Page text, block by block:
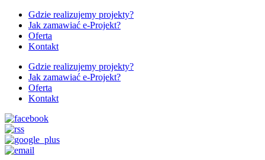
Gdzie realizujemy projekty?
Jak zamawiać e-Projekt?
Oferta
Kontakt
Gdzie realizujemy projekty?
Jak zamawiać e-Projekt?
Oferta
Kontakt